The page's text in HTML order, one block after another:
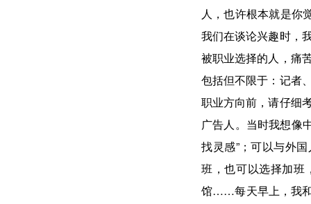
人，也许根本就是你
我们在谈论兴趣时，
被职业选择的人，痛
包括但不限于：记者
职业方向前，请仔细
广告人。当时我想像
找灵感”；可以与外
班，也可以选择加班
馆……每天早上，我和